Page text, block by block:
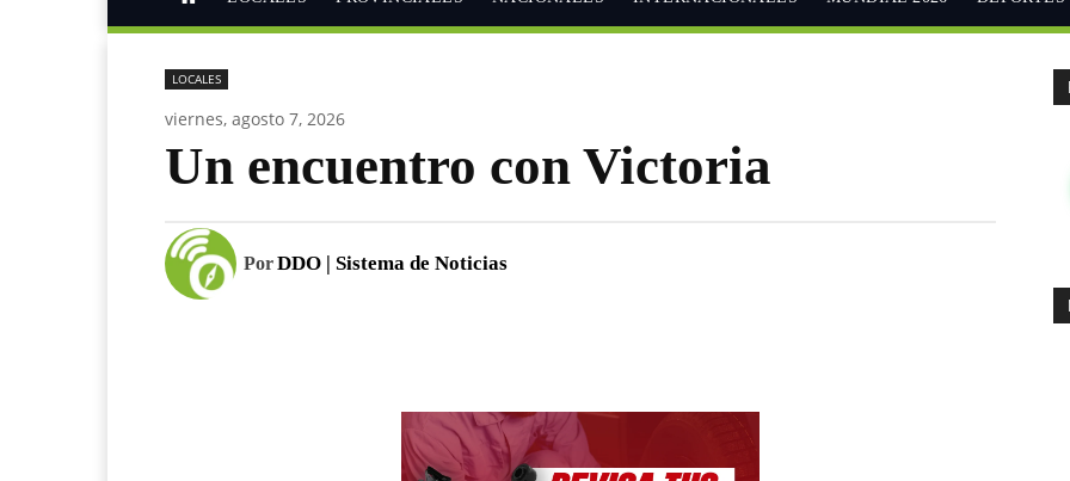
LOCALES
viernes, agosto 7, 2026
Un encuentro con Victoria
PorDDO | Sistema de Noticias